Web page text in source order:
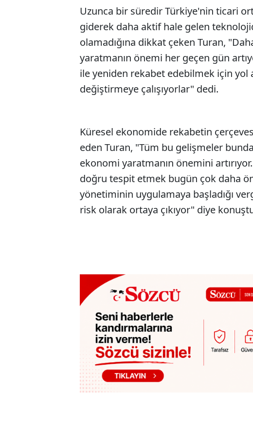
Uzunca bir süredir Türkiye'nin ticari
giderek daha aktif hale gelen
olamadığına dikkat çeken Turan,
yaratmanın önemi her geçen gün
ile yeniden rekabet edebilmek için yol
değiştirmeye çalışıyorlar" dedi.
Küresel ekonomide rekabetin
eden Turan, "Tüm bu gelişmeler
ekonomi yaratmanın önemini
doğru tespit etmek bugün çok daha
yönetiminin uygulamaya başladığı
risk olarak ortaya çıkıyor" diye